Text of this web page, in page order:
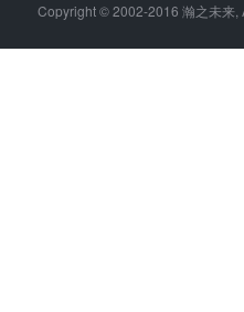
Copyright © 2002-2016 瀚之未